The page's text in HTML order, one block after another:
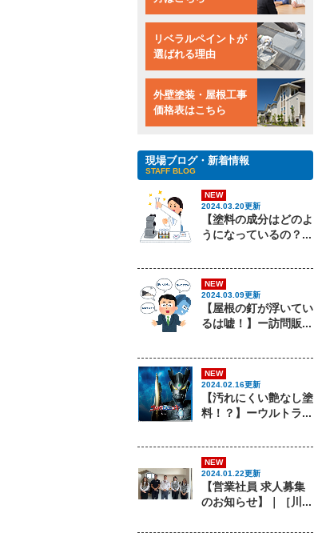
リベラルペイントが
選ばれる理由
外壁塗装・屋根工事
価格表はこちら
現場ブログ・新着情報
STAFF BLOG
NEW
2024.03.20更新
【塗料の成分はどのよ
うになっているの？...
NEW
2024.03.09更新
【屋根の釘が浮いてい
るは嘘！】ー訪問販...
NEW
2024.02.16更新
【汚れにくい艶なし塗
料！？】ーウルトラ...
NEW
2024.01.22更新
【営業社員 求人募集
のお知らせ】｜［川...